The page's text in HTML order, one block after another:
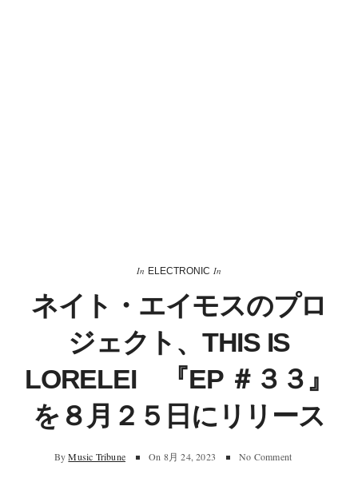
In ELECTRONIC In
ネイト・エイモスのプロ
ジェクト、THIS IS
LORELEI 『EP ＃３３』
を８月２５日にリリース
By Music Tribune On 8月 24, 2023 No Comment